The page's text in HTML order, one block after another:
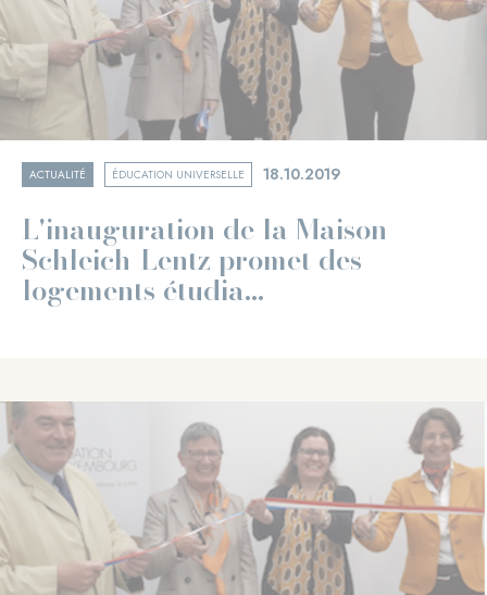
ACTUALITÉ ÉDUCATION UNIVERSELLE 18.10.2019
L'inauguration de la Maison
Schleich-Lentz promet des
logements étudia...